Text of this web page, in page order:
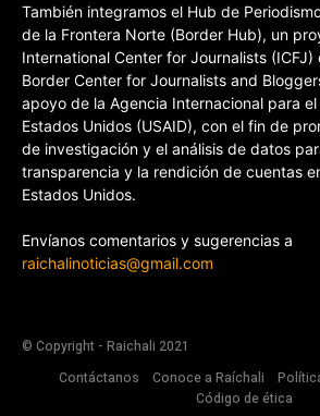
También integramos el Hub de
de la Frontera Norte (Border Hub), un
International Center for Journalists (ICFJ)
Border Center for Journalists and
apoyo de la Agencia Internacional para
Estados Unidos (USAID), con el fin de
de investigación y el análisis de datos
transparencia y la rendición de cuentas
Estados Unidos.
Envíanos comentarios y sugerencias a
raichalinoticias@gmail.com
© Copyright - Raichali 2021
Contáctanos
Conoce a Raíchali
Código de ética